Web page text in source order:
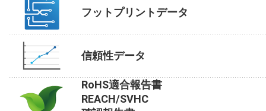
フットプリントデータ
信頼性データ
RoHS適合報告書
REACH/SVHC